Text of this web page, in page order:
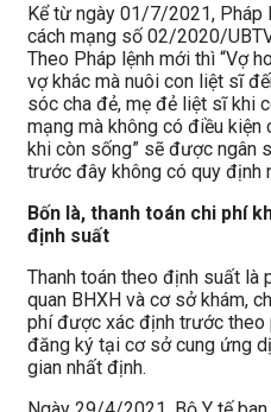
Kể từ ngày 01/7/2021, Pháp
cách mạng số 02/2020/
Theo Pháp lệnh mới thì “Vợ
vợ khác mà nuôi con liệt sĩ
sóc cha đẻ, mẹ đẻ liệt sĩ khi
mạng mà không có điều
khi còn sống” sẽ được ngân
trước đây không có quy định
Bốn là, thanh toán chi phí
định suất
Thanh toán theo định suất là
quan BHXH và cơ sở khám,
phí được xác định trước
đăng ký tại cơ sở cung ứng
gian nhất định.